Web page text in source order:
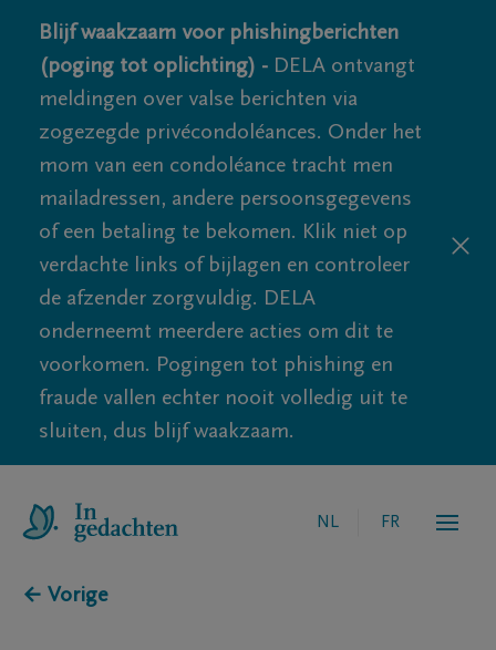
Blijf waakzaam voor phishingberichten
(poging tot oplichting) - DELA ontvangt
meldingen over valse berichten via
zogezegde privécondoléances. Onder het
mom van een condoléance tracht men
mailadressen, andere persoonsgegevens
of een betaling te bekomen. Klik niet op
verdachte links of bijlagen en controleer
de afzender zorgvuldig. DELA
onderneemt meerdere acties om dit te
voorkomen. Pogingen tot phishing en
fraude vallen echter nooit volledig uit te
sluiten, dus blijf waakzaam.
NL FR
← Vorige